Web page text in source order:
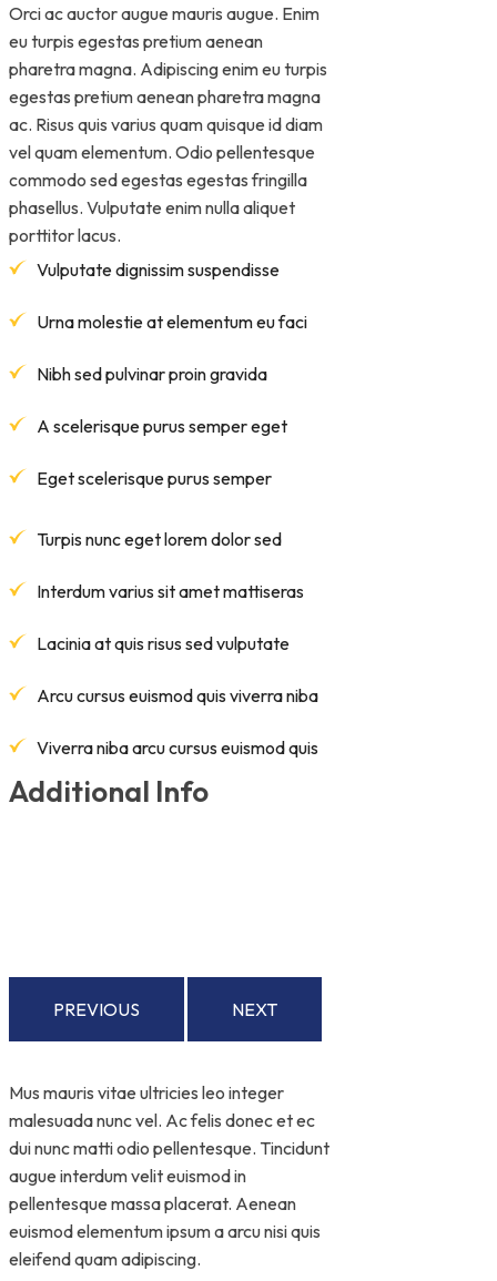
Orci ac auctor augue mauris augue. Enim
eu turpis egestas pretium aenean
pharetra magna. Adipiscing enim eu turpis
egestas pretium aenean pharetra magna
ac. Risus quis varius quam quisque id diam
vel quam elementum. Odio pellentesque
commodo sed egestas egestas fringilla
phasellus. Vulputate enim nulla aliquet
porttitor lacus.
Vulputate dignissim suspendisse
Urna molestie at elementum eu faci
Nibh sed pulvinar proin gravida
A scelerisque purus semper eget
Eget scelerisque purus semper
Turpis nunc eget lorem dolor sed
Interdum varius sit amet mattiseras
Lacinia at quis risus sed vulputate
Arcu cursus euismod quis viverra niba
Viverra niba arcu cursus euismod quis
Additional Info
PREVIOUS NEXT
Mus mauris vitae ultricies leo integer
malesuada nunc vel. Ac felis donec et ec
dui nunc matti odio pellentesque. Tincidunt
augue interdum velit euismod in
pellentesque massa placerat. Aenean
euismod elementum ipsum a arcu nisi quis
eleifend quam adipiscing.